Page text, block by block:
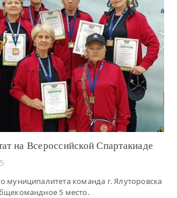
Читать
на Всероссийской Спартакиаде
муниципалитета команда г. Ялуторовска
5 место.